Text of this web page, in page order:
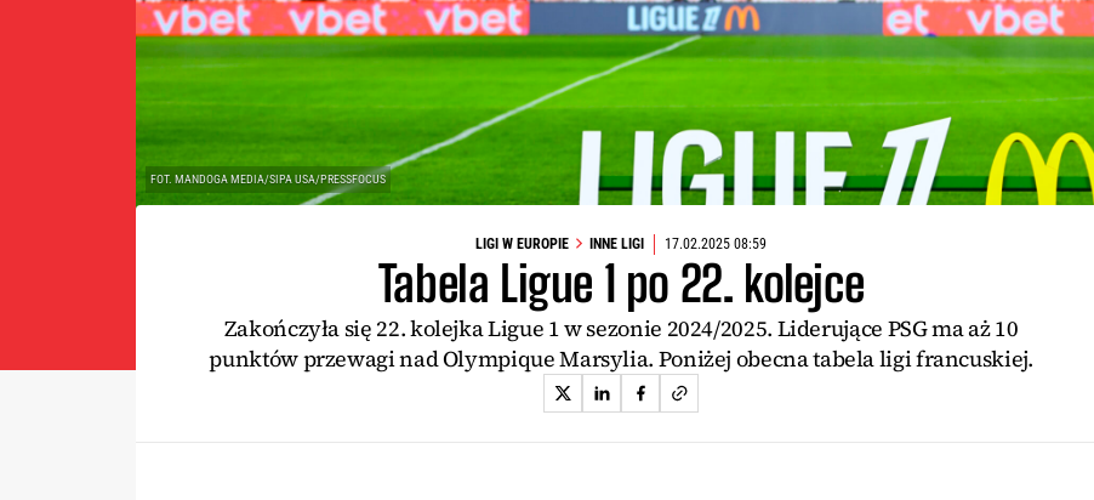
FOT. MANDOGA MEDIA/SIPA USA/PRESSFOCUS
LIGI W EUROPIE INNE LIGI 17.02.2025 08:59
Tabela Ligue 1 po 22. kolejce
Zakończyła się 22. kolejka Ligue 1 w sezonie 2024/2025. Liderujące PSG ma aż 10
punktów przewagi nad Olympique Marsylia. Poniżej obecna tabela ligi francuskiej.